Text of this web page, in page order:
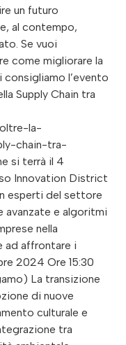
un futuro
al contempo,
Se vuoi
come migliorare la
l’evento
Supply Chain tra
la-
chain-tra-
si terrà il 4
Innovation District
esperti del settore
e algoritmi
nella
ad affrontare i
2024 Ore 15:30
La transizione
di nuove
culturale e
tra